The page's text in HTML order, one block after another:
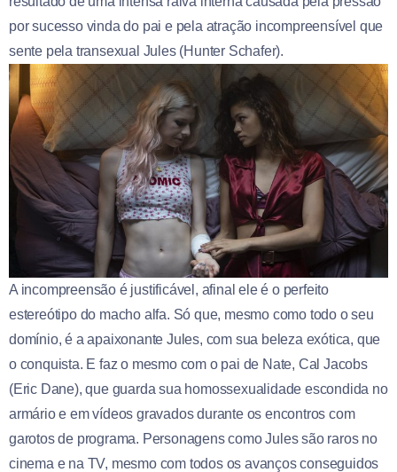
por sucesso vinda do pai e pela atração incompreensível que
sente pela transexual Jules (Hunter Schafer).
A incompreensão é justificável, afinal ele é o perfeito
estereótipo do macho alfa. Só que, mesmo como todo o seu
domínio, é a apaixonante Jules, com sua beleza exótica, que
o conquista. E faz o mesmo com o pai de Nate, Cal Jacobs
(Eric Dane), que guarda sua homossexualidade escondida no
armário e em vídeos gravados durante os encontros com
garotos de programa. Personagens como Jules são raros no
cinema e na TV, mesmo com todos os avanços conseguidos